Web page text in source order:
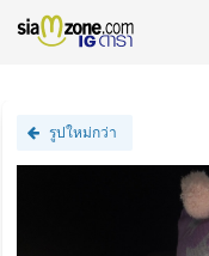
รูปใหม่กว่า